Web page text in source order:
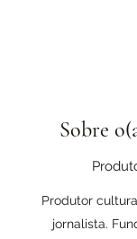
Sobre
Produtor
jornalista.